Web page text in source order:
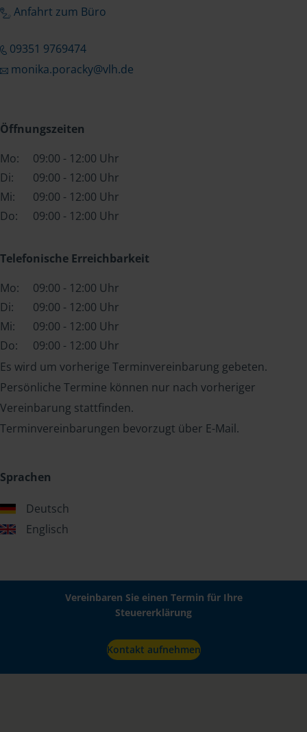
Anfahrt zum Büro
09351 9769474
monika.poracky@vlh.de
Öffnungszeiten
Mo:
09:00 - 12:00 Uhr
Di:
09:00 - 12:00 Uhr
Mi:
09:00 - 12:00 Uhr
Do:
09:00 - 12:00 Uhr
Telefonische Erreichbarkeit
Mo:
09:00 - 12:00 Uhr
Di:
09:00 - 12:00 Uhr
Mi:
09:00 - 12:00 Uhr
Do:
09:00 - 12:00 Uhr
Es wird um vorherige Terminvereinbarung gebeten.
Persönliche Termine können nur nach vorheriger
Vereinbarung stattfinden.
Terminvereinbarungen bevorzugt über E-Mail.
Sprachen
Deutsch
Englisch
Vereinbaren Sie einen Termin für Ihre
Steuererklärung
Kontakt aufnehmen